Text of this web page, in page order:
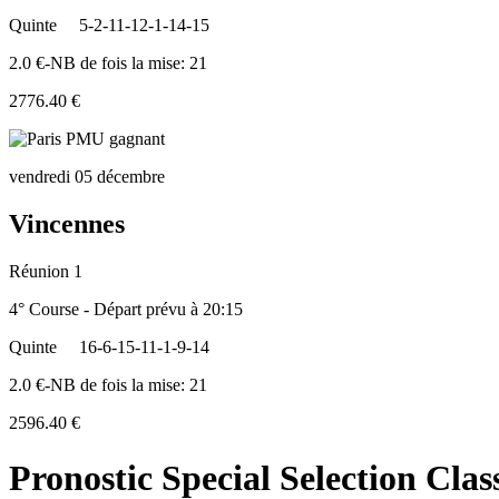
Quinte
5-2-11-12-1-14-15
2.0 €-NB de fois la mise: 21
2776.40 €
vendredi 05 décembre
Vincennes
Réunion 1
4° Course - Départ prévu à 20:15
Quinte
16-6-15-11-1-9-14
2.0 €-NB de fois la mise: 21
2596.40 €
Pronostic Special Selection